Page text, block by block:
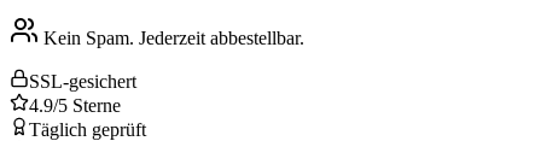
Kein Spam. Jederzeit abbestellbar.
SSL-gesichert
4.9/5 Sterne
Täglich geprüft